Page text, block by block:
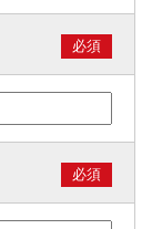
必須
必須